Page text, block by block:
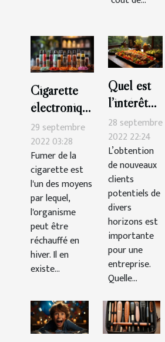
Cigarette
électronique
:Que faut-il
savoir ?
29 septembre
2022 03:28
Fumer de la
cigarette est
l'un des moyens
par lequel,
l'organisme
peut être
réchauffé en
hiver. Il en
existe...
Quel est
l’intérêt
d’un blog
de cuisine
?
28 septembre
2022 22:24
L’obtention
de nouveaux
clients
potentiels de
divers
horizons est
importante
pour une
entreprise.
Quelle...